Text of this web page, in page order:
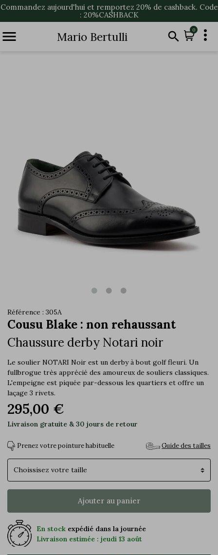
Commandez aujourd'hui et remportez 20% de cashback. Code
: 20%CASHBACK
 Mario Bertulli  0 
Référence : 305A
Cousu Blake : non rehaussant
Chaussure derby Notari noir
Le soulier NOTARI Noir est un derby à bout golf fleuri. Un
fullbrogue très apprécié des amoureux de souliers classiques.
L'empeigne est piquée par-dessous les quartiers et offre un
laçage 3 rivets.
295,00 €
Livraison gratuite & 30 jours de retour
Prenez votre pointure habituelle Guide des tailles
Pointure
Ajouter au panier
En stock expédié dans la journée
Livraison estimée : jeudi 13 août